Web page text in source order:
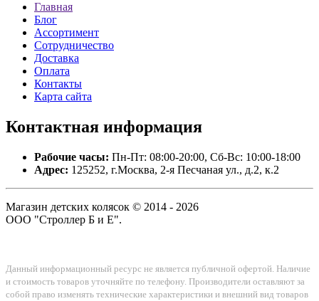
Главная
Блог
Ассортимент
Сотрудничество
Доставка
Оплата
Контакты
Карта сайта
Контактная информация
Рабочие часы: Пн-Пт: 08:00-20:00, Сб-Вс: 10:00-18:00
Адрес: 125252, г.Москва, 2-я Песчаная ул., д.2, к.2
Магазин детских колясок © 2014 - 2026
ООО "Строллер Б и Е".
Данный информационный ресурс не является публичной офертой. Наличие
и стоимость товаров уточняйте по телефону. Производители оставляют за
собой право изменять технические характеристики и внешний вид товаров